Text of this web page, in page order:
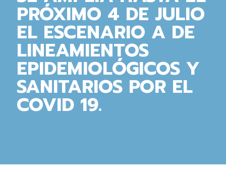
PRÓXIMO 4 DE JULIO
EL ESCENARIO A DE
LINEAMIENTOS
EPIDEMIOLÓGICOS Y
SANITARIOS POR EL
COVID 19.